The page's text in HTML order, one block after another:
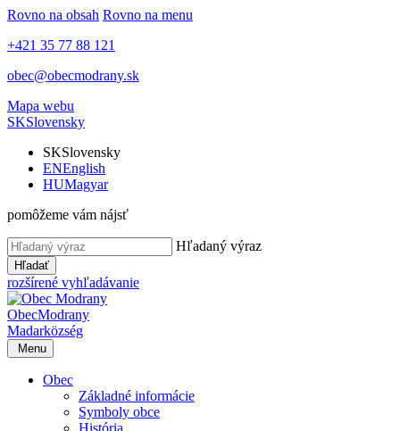
Rovno na obsah Rovno na menu
+421 35 77 88 121
obec@obecmodrany.sk
Mapa webu
SKSlovensky
SKSlovensky
ENEnglish
HUMagyar
pomôžeme vám nájsť
Hľadaný výraz
Hľadať
rozšírené vyhľadávanie
ObecModrany
Madarközség
Menu
Obec
Základné informácie
Symboly obce
História